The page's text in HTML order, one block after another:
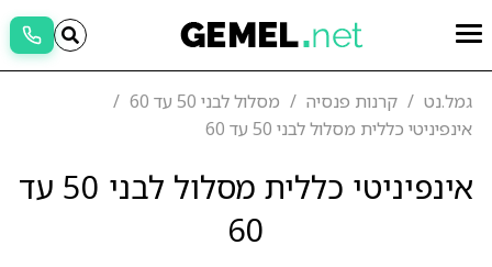
גמל.נט קרנות פנסיה
מסלול לבני 50 עד 60
אינפיניטי כללית מסלול לבני 50 עד 60
אינפיניטי כללית מסלול לבני 50 עד
60